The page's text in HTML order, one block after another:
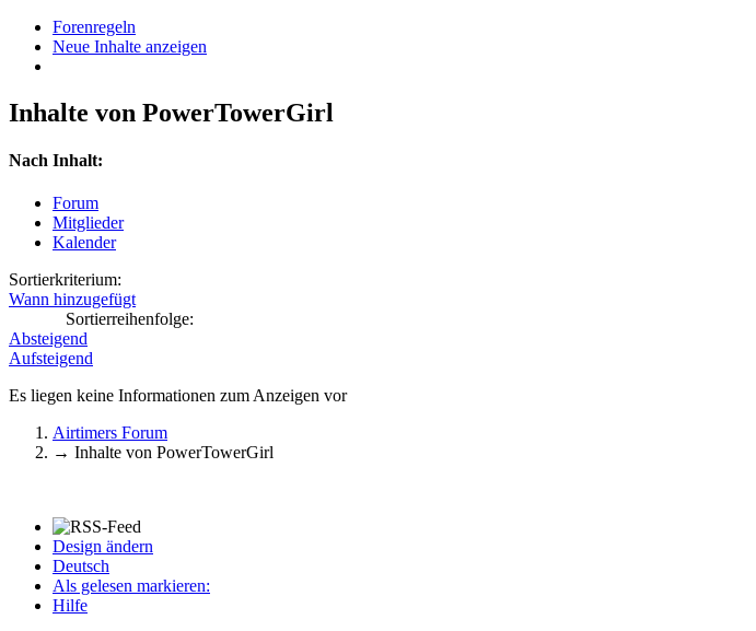
Forenregeln
Neue Inhalte anzeigen
Inhalte von PowerTowerGirl
Nach Inhalt:
Forum
Mitglieder
Kalender
Sortierkriterium:
Wann hinzugefügt
Sortierreihenfolge:
Absteigend
Aufsteigend
Es liegen keine Informationen zum Anzeigen vor
Airtimers Forum
→ Inhalte von PowerTowerGirl
Design ändern
Deutsch
Als gelesen markieren:
Hilfe